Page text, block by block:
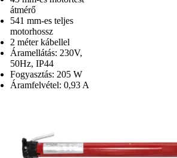
átmérő
541 mm-es teljes
motorhossz
2 méter kábellel
Áramellátás: 230V,
50Hz, IP44
Fogyasztás: 205 W
Áramfelvétel: 0,93 A